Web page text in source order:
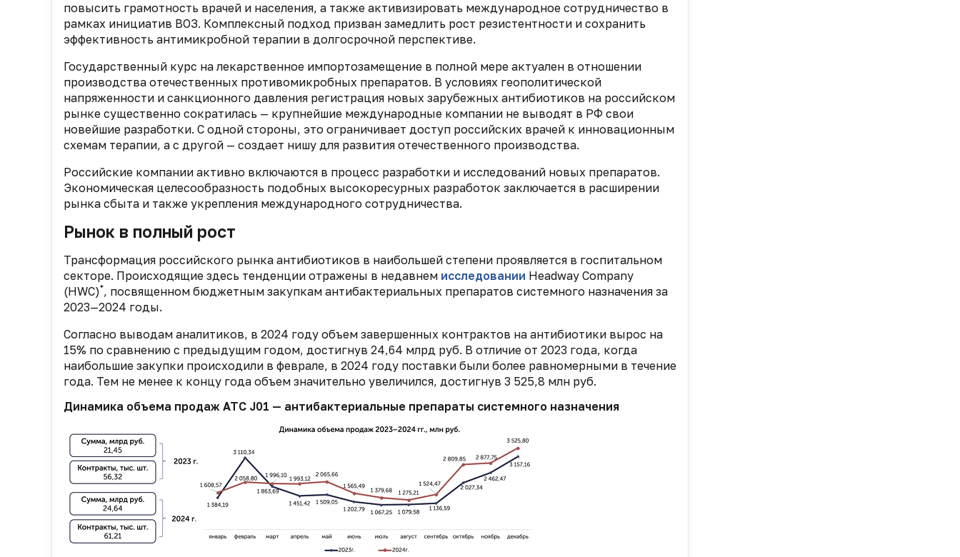
повысить грамотность врачей и населения, а также активизировать международное сотрудничество в
рамках инициатив ВОЗ. Комплексный подход призван замедлить рост резистентности и сохранить
эффективность антимикробной терапии в долгосрочной перспективе.
Государственный курс на лекарственное импортозамещение в полной мере актуален в отношении
производства отечественных противомикробных препаратов. В условиях геополитической
напряженности и санкционного давления регистрация новых зарубежных антибиотиков на российском
рынке существенно сократилась — крупнейшие международные компании не выводят в РФ свои
новейшие разработки. С одной стороны, это ограничивает доступ российских врачей к инновационным
схемам терапии, а с другой — создает нишу для развития отечественного производства.
Российские компании активно включаются в процесс разработки и исследований новых препаратов.
Экономическая целесообразность подобных высокоресурных разработок заключается в расширении
рынка сбыта и также укрепления международного сотрудничества.
Рынок в полный рост
Трансформация российского рынка антибиотиков в наибольшей степени проявляется в госпитальном
секторе. Происходящие здесь тенденции отражены в недавнем исследовании Headway Company
(HWC)*, посвященном бюджетным закупкам антибактериальных препаратов системного назначения за
2023—2024 годы.
Согласно выводам аналитиков, в 2024 году объем завершенных контрактов на антибиотики вырос на
15% по сравнению с предыдущим годом, достигнув 24,64 млрд руб. В отличие от 2023 года, когда
наибольшие закупки происходили в феврале, в 2024 году поставки были более равномерными в течение
года. Тем не менее к концу года объем значительно увеличился, достигнув 3 525,8 млн руб.
Динамика объема продаж АТС J01 — антибактериальные препараты системного назначения